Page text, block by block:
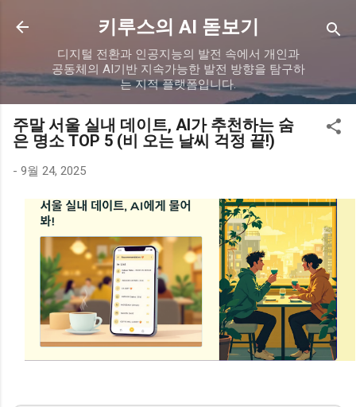
기본 콘텐츠로 건너뛰기
키루스의 AI 돋보기
디지털 전환과 인공지능의 발전 속에서 개인과
공동체의 AI기반 지속가능한 발전 방향을 탐구하
는 지적 플랫폼입니다.
주말 서울 실내 데이트, AI가 추천하는 숨
은 명소 TOP 5 (비 오는 날씨 걱정 끝!)
- 9월 24, 2025